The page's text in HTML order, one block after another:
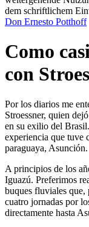
dem schriftlichem
Don Ernesto Potthoff
Como
con
Por los diarios me
Stroessner, quien
en su exilio del
experiencia que tuve
paraguaya, Asunción.
A principios de los
Iguazú. Preferimos
buques fluviales que,
cuatro jornadas por
directamente hasta